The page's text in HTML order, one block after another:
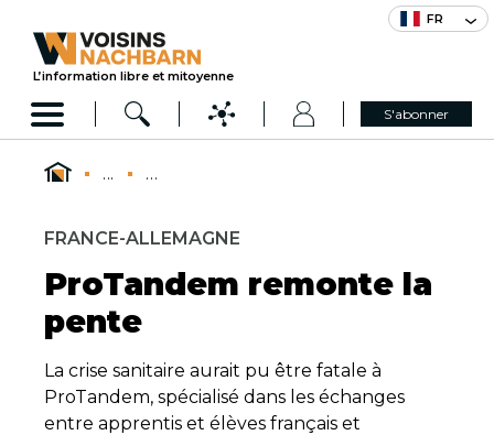
FR
L’information libre et mitoyenne
S'abonner
... ...
FRANCE-ALLEMAGNE
ProTandem remonte la
pente
La crise sanitaire aurait pu être fatale à
ProTandem, spécialisé dans les échanges
entre apprentis et élèves français et